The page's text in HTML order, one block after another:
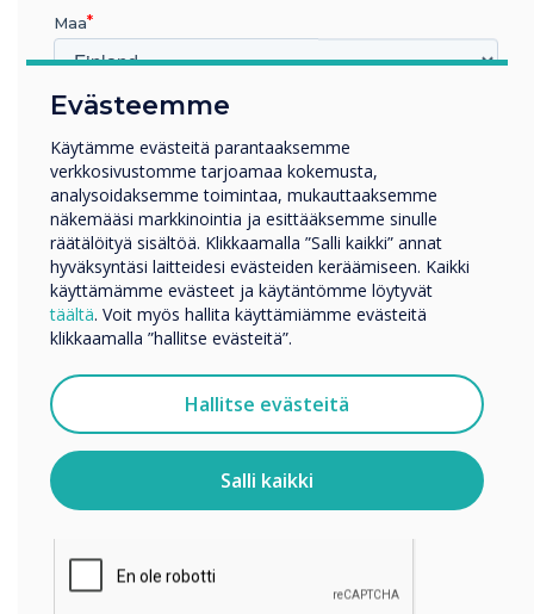
LUE SEURAAVA
Evästeemme
Käytämme evästeitä parantaaksemme
verkkosivustomme tarjoamaa kokemusta,
analysoidaksemme toimintaa, mukauttaaksemme
näkemääsi markkinointia ja esittääksemme sinulle
räätälöityä sisältöä. Klikkaamalla ”Salli kaikki” annat
hyväksyntäsi laitteidesi evästeiden keräämiseen. Kaikki
käyttämämme evästeet ja käytäntömme löytyvät
täältä. Voit myös hallita käyttämiämme evästeitä
klikkaamalla ”hallitse evästeitä”.
Hallitse evästeitä
Salli kaikki
Maa
Millä toimialalla työskentelet
Koulutus
Yritys
Muut
Yrityksen nimi
Haluamme ottaa sinuun yhteyttä tuotteistamme ja
palveluistamme sähköpostitse, puhelimitse tai postitse.
Suostun vastaanottamaan viestejä Clevertouch.
Tietoja siitä, miten keräämme ja käytämme
henkilötietojasi, ontietosuojaselosteessamme.
Klikkaamalla lähetä annat Clevertouch luvan tallentaa ja
käsitellä antamiasi tietoja.